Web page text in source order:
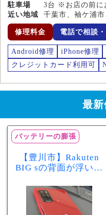
駐車場
3台 ※お店の前に
近い地域
千葉市、袖ケ浦
修理料金 電話で相談
Android修理 iPhone修理
クレジットカード利用可
最
バッテリーの膨張
【豊川市】Rakuten
BIG sの背面が浮いて
リー膨張のサインか
もしれません！バッ
テリー交換修理事例